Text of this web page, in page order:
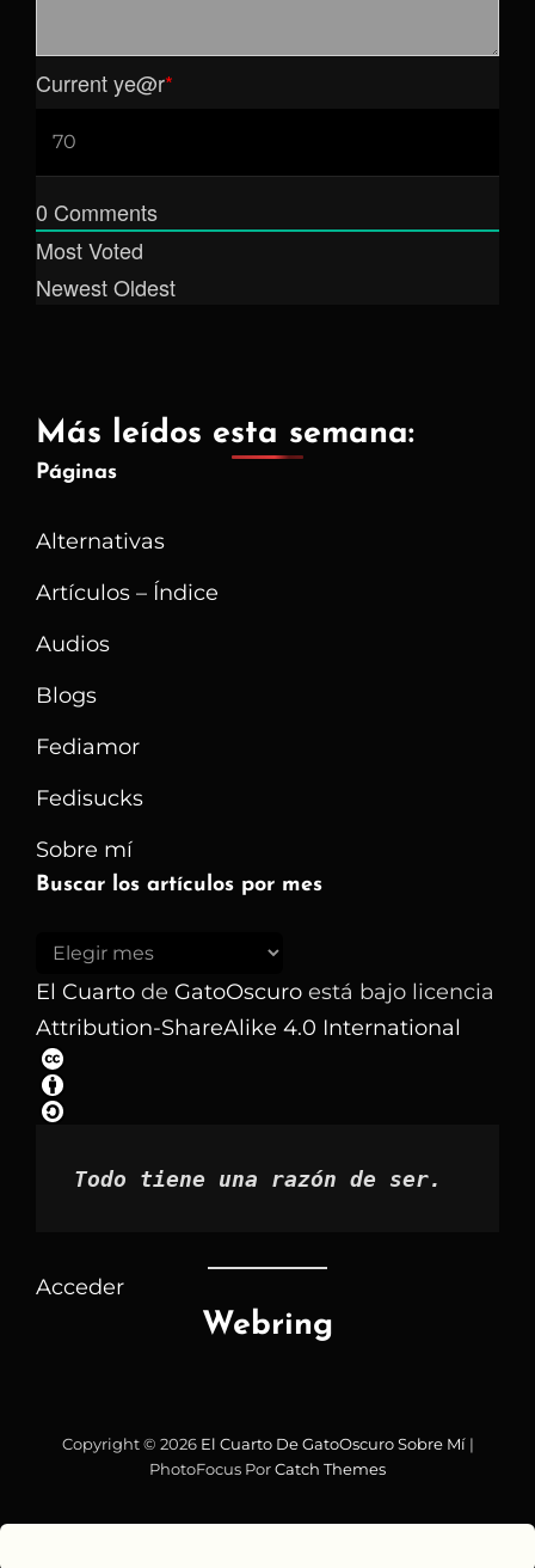
Current ye@r*
0 Comments
Most Voted
NewestOldest
Más leídos esta semana:
Páginas
Alternativas
Artículos – Índice
Audios
Blogs
Fediamor
Fedisucks
Sobre mí
Buscar los artículos por mes
Buscar
los
artículos
por
mes
El Cuarto de GatoOscuro está bajo licencia
Attribution-ShareAlike 4.0 International
Todo tiene una razón de ser.
Acceder
Webring
Copyright © 2026 El Cuarto De GatoOscuro Sobre Mí|
PhotoFocus PorCatch Themes